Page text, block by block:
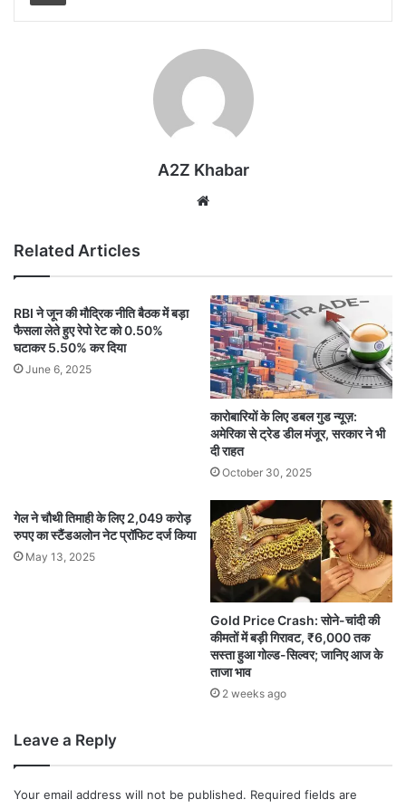
A2Z Khabar
Related Articles
RBI ने जून की मौद्रिक नीति बैठक में बड़ा
फैसला लेते हुए रेपो रेट को 0.50%
घटाकर 5.50% कर दिया
June 6, 2025
कारोबारियों के लिए डबल गुड न्यूज़:
अमेरिका से ट्रेड डील मंजूर, सरकार ने भी
दी राहत
October 30, 2025
गेल ने चौथी तिमाही के लिए 2,049 करोड़
रुपए का स्टैंडअलोन नेट प्रॉफिट दर्ज किया
May 13, 2025
Gold Price Crash: सोने-चांदी की
कीमतों में बड़ी गिरावट, ₹6,000 तक
सस्ता हुआ गोल्ड-सिल्वर; जानिए आज के
ताजा भाव
2 weeks ago
Leave a Reply
Your email address will not be published. Required fields are